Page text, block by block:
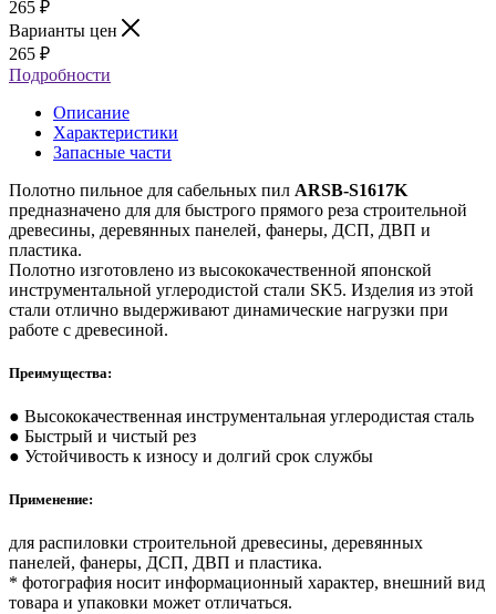
265 ₽
Варианты цен
265 ₽
Подробности
Описание
Характеристики
Запасные части
Полотно пильное для сабельных пил ARSB-S1617K
предназначено для для быстрого прямого реза строительной
древесины, деревянных панелей, фанеры, ДСП, ДВП и
пластика.
Полотно изготовлено из высококачественной японской
инструментальной углеродистой стали SK5. Изделия из этой
стали отлично выдерживают динамические нагрузки при
работе с древесиной.
Преимущества:
● Высококачественная инструментальная углеродистая сталь
● Быстрый и чистый рез
● Устойчивость к износу и долгий срок службы
Применение:
для распиловки строительной древесины, деревянных
панелей, фанеры, ДСП, ДВП и пластика.
* фотография носит информационный характер, внешний вид
товара и упаковки может отличаться.